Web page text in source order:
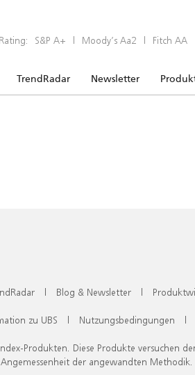
Rating: S&P A+ | Moody’s Aa2 | Fitch AA
TrendRadar Newsletter
| Blog & Newsletter |
zu UBS | Nutzungsbedingungen |
Produkten. Diese Produkte versuchen
der angewandten Methodik.